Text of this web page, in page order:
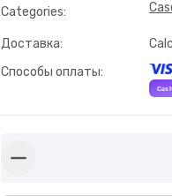
Categories:
Доставка:
Способы оплаты: